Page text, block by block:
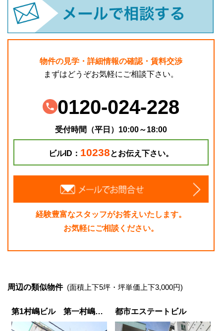
物件の見学・詳細情報の確認・賃料交渉
まずはどうぞお気軽にご相談下さい。
0120-024-228
受付時間（平日）10:00～18:00
ビルID： 10238とお伝え下さい。
経験豊富なスタッフがお答えいたします。
お気軽にご相談ください。
周辺の類似物件 (面積上下5坪・坪単価上下3,000円)